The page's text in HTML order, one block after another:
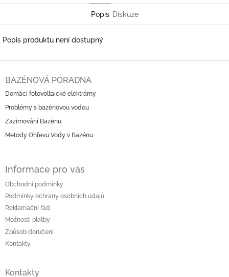
Popis Diskuze
Popis produktu není dostupný
BAZÉNOVÁ PORADNA
Domácí fotovoltaické elektrárny
Problémy s bazénovou vodou
Zazimování Bazénu
Metody Ohřevu Vody v Bazénu
Informace pro vás
Obchodní podmínky
Podmínky ochrany osobních údajů
Reklamační řád
Možnosti platby
Způsob doručení
Kontakty
Kontakty